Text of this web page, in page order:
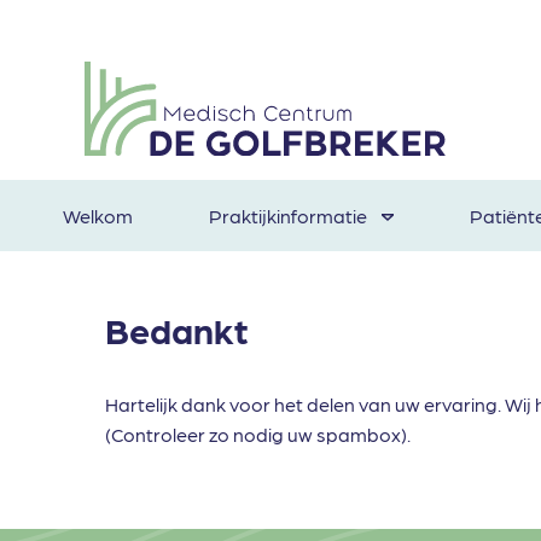
Welkom Praktijkinformatie
Bedankt
Hartelijk dank voor het delen van uw ervaring.
(Controleer zo nodig uw spambox).